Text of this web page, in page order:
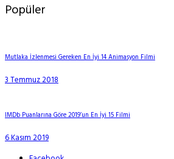
Popüler
Mutlaka İzlenmesi Gereken En İyi 14 Animasyon Filmi
3 Temmuz 2018
IMDb Puanlarına Göre 2019’un En İyi 15 Filmi
6 Kasım 2019